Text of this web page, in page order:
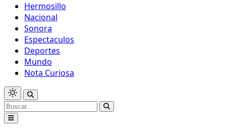
Hermosillo
Nacional
Sonora
Espectaculos
Deportes
Mundo
Nota Curiosa